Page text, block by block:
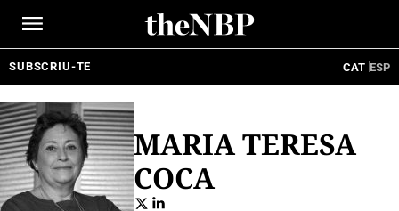
SUBSCRIU-TE CAT ESP
MARIA TERESA
COCA